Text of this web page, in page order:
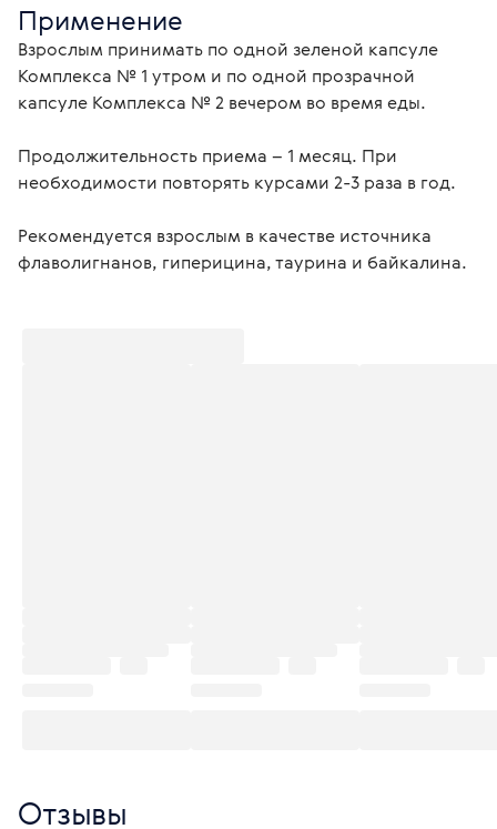
Применение
Взрослым принимать по одной зеленой капсуле
Комплекса № 1 утром и по одной прозрачной
капсуле Комплекса № 2 вечером во время еды.
Продолжительность приема – 1 месяц. При
необходимости повторять курсами 2-3 раза в год.
Рекомендуется взрослым в качестве источника
флаволигнанов, гиперицина, таурина и байкалина.
Отзывы